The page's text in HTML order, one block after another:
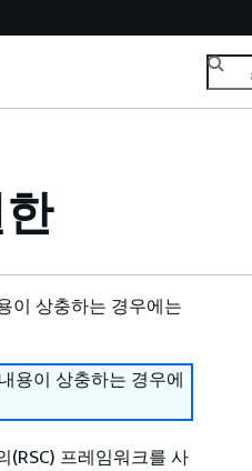
이 상충하는 경우에는
용이 상충하는 경우에
프레임워크를 사